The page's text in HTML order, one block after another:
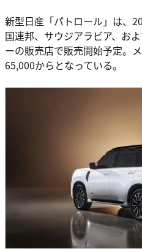
新型日産「パトロール」は、
国連邦、サウジアラビア、お
ーの販売店で販売開始予定。
65,000からとなっている。